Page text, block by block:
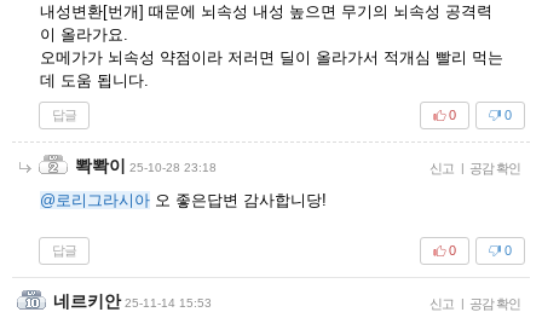
내성변환[번개] 때문에 뇌속성 내성 높으면 무기의 뇌속성 공격력
이 올라가요.
오메가가 뇌속성 약점이라 저러면 딜이 올라가서 적개심 빨리 먹는
데 도움 됩니다.
답글 0
0
뽝뽝이 25-10-28 23:18 신고 | 공감 확인
@로리그라시아 오 좋은답변 감사합니당!
답글 0
0
네르키안 25-11-14 15:53 신고 | 공감 확인